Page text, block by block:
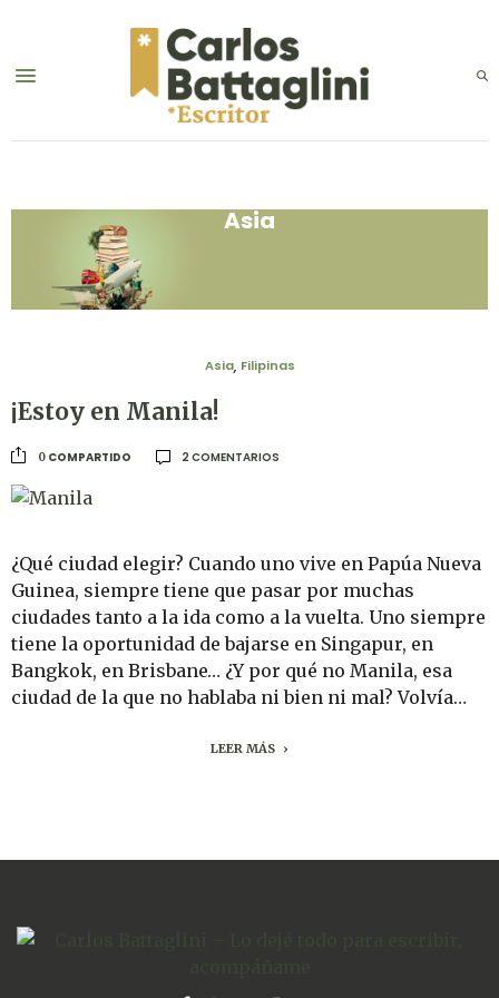
Asia
Asia, Filipinas
¡Estoy en Manila!
0 COMPARTIDO 2 COMENTARIOS
¿Qué ciudad elegir? Cuando uno vive en Papúa Nueva
Guinea, siempre tiene que pasar por muchas
ciudades tanto a la ida como a la vuelta. Uno siempre
tiene la oportunidad de bajarse en Singapur, en
Bangkok, en Brisbane… ¿Y por qué no Manila, esa
ciudad de la que no hablaba ni bien ni mal? Volvía…
LEER MÁS